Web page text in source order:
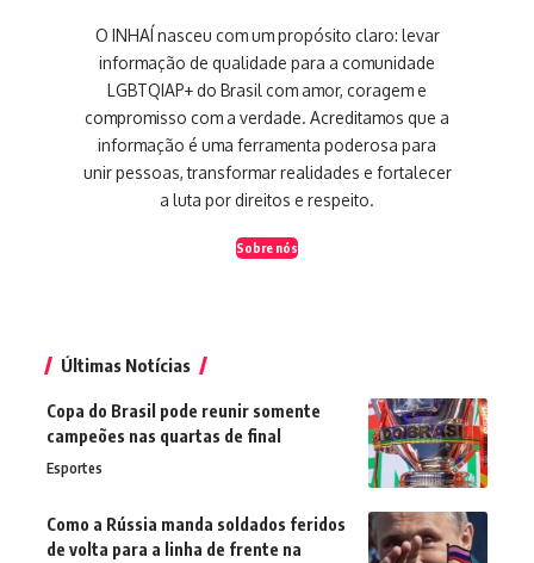
O INHAÍ nasceu com um propósito claro: levar
informação de qualidade para a comunidade
LGBTQIAP+ do Brasil com amor, coragem e
compromisso com a verdade. Acreditamos que a
informação é uma ferramenta poderosa para
unir pessoas, transformar realidades e fortalecer
a luta por direitos e respeito.
Sobre nós
Últimas Notícias
Copa do Brasil pode reunir somente
campeões nas quartas de final
Esportes
Como a Rússia manda soldados feridos
de volta para a linha de frente na